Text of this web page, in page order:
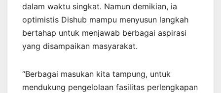
dalam waktu singkat. Namun demikian, ia
optimistis Dishub mampu menyusun langkah
bertahap untuk menjawab berbagai aspirasi
yang disampaikan masyarakat.
“Berbagai masukan kita tampung, untuk
mendukung pengelolaan fasilitas perlengkapan